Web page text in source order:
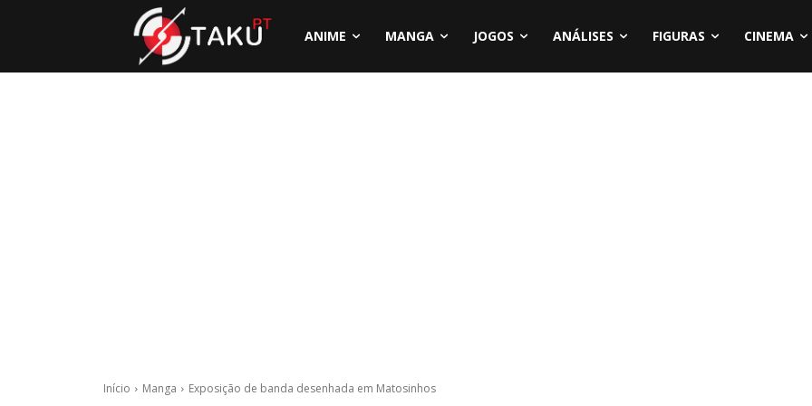
ANIME MANGA JOGOS ANÁLISES FIGURAS CINEMA
Início Manga Exposição de banda desenhada em Matosinhos